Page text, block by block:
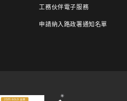
工務伙伴電子服務
申請納入路政署通知名單